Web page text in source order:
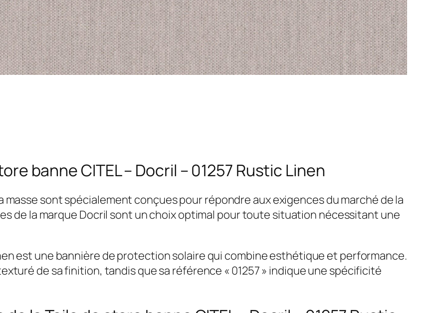
banne CITEL – Docril – 01257 Rustic Linen
masse sont spécialement conçues pour répondre aux exigences du marché de la
de la marque Docril sont un choix optimal pour toute situation nécessitant une
est une bannière de protection solaire qui combine esthétique et performance.
de sa finition, tandis que sa référence « 01257 » indique une spécificité